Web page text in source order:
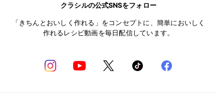
クラシルの公式SNSをフォロー
「きちんとおいしく作れる」をコンセプトに、簡単においしく
作れるレシピ動画を毎日配信しています。